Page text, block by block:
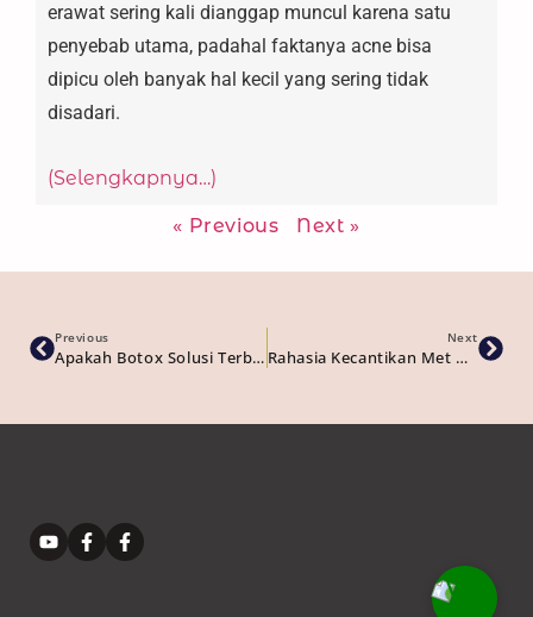
erawat sering kali dianggap muncul karena satu
penyebab utama, padahal faktanya acne bisa
dipicu oleh banyak hal kecil yang sering tidak
disadari.
(Selengkapnya…)
« Previous Next »
Previous
Apakah Botox Solusi Terbaik Untuk Anda? Temukan Jawabannya Di Sini!
Next
Rahasia Kecantikan Met Gala 2025 Ala Clinic De Votre Peau